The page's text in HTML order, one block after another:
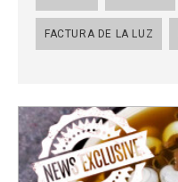
FACTURA DE LA LUZ